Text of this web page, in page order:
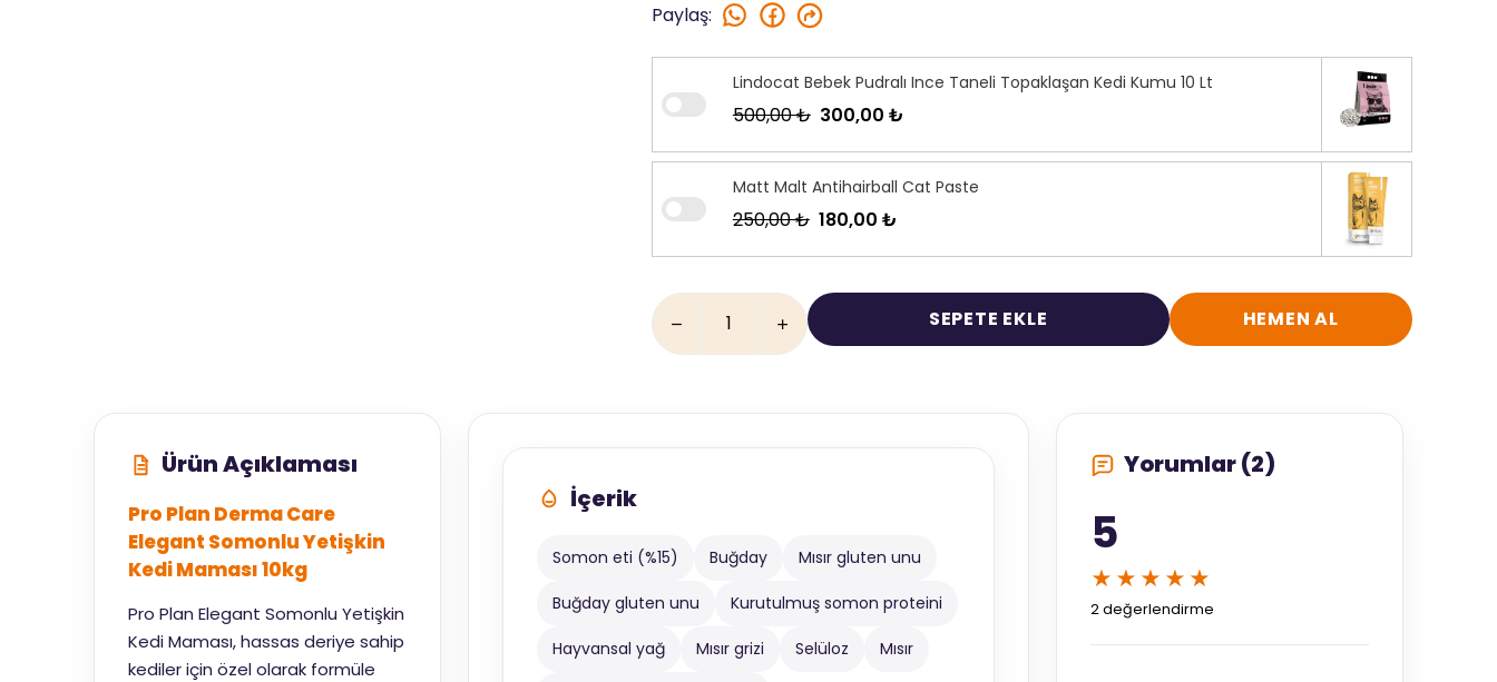
Paylaş:
Lindocat Bebek Pudralı Ince Taneli Topaklaşan Kedi Kumu 10 Lt
500,00 ₺ 300,00 ₺
Matt Malt Antihairball Cat Paste
250,00 ₺ 180,00 ₺
SEPETE EKLE HEMEN AL
Ürün Açıklaması
Pro Plan Derma Care
Elegant Somonlu Yetişkin
Kedi Maması 10kg
Pro Plan Elegant Somonlu Yetişkin
Kedi Maması, hassas deriye sahip
kediler için özel olarak formüle
İçerik
Somon eti (%15) Buğday Mısır gluten unu
Buğday gluten unu Kurutulmuş somon proteini
Hayvansal yağ Mısır grizi Selüloz Mısır
Yorumlar (2)
5
★★★★★
2 değerlendirme